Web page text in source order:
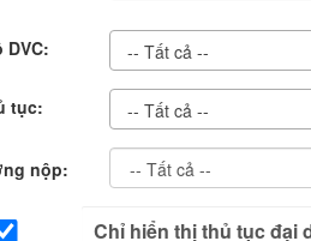
DVC: -- Tất cả --
tục: -- Tất cả --
nộp: